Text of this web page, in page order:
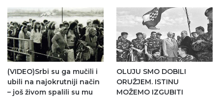
(VIDEO)Srbi su ga mučili i
ubili na najokrutniji način
– još živom spalili su mu
OLUJU SMO DOBILI
ORUŽJEM. ISTINU
MOŽEMO IZGUBITI